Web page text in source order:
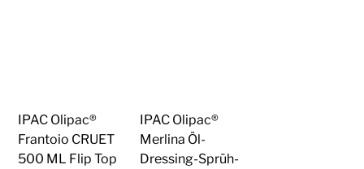
IPAC Olipac®
Frantoio CRUET
500 ML Flip Top
IPAC Olipac®
Merlina Öl-
Dressing-Sprüh-